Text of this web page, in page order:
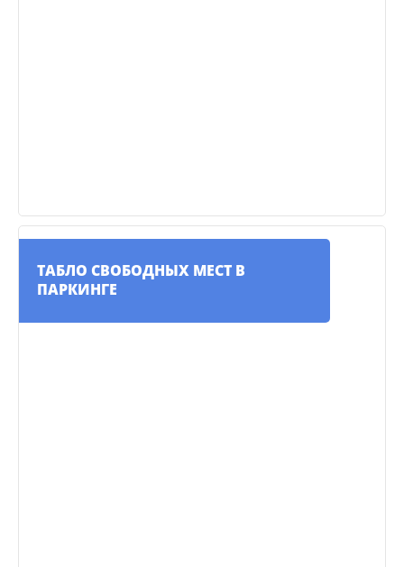
ТАБЛО СВОБОДНЫХ МЕСТ В
ПАРКИНГЕ